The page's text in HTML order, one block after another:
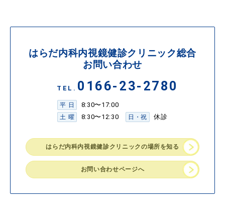
はらだ内科内視鏡健診クリニック総合
お問い合わせ
TEL. 0166-23-2780
平 日 8:30〜17:00
土 曜 8:30〜12:30 日・祝 休診
はらだ内科内視鏡健診クリニックの場所を知る
お問い合わせページへ